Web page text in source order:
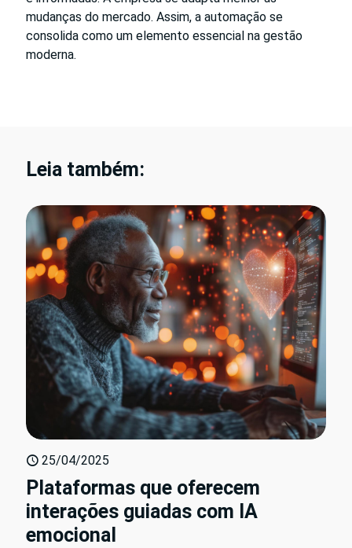
mudanças do mercado. Assim, a automação se
consolida como um elemento essencial na gestão
moderna.
Leia também:
25/04/2025
Plataformas que oferecem
interações guiadas com IA
emocional